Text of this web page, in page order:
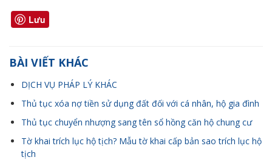
Lưu
BÀI VIẾT KHÁC
DỊCH VỤ PHÁP LÝ KHÁC
Thủ tục xóa nợ tiền sử dụng đất đối với cá nhân, hộ gia đình
Thủ tục chuyển nhượng sang tên sổ hồng căn hộ chung cư
Tờ khai trích lục hộ tịch? Mẫu tờ khai cấp bản sao trích lục hộ
tịch